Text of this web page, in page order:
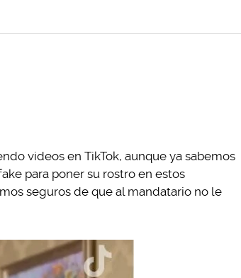
videos en TikTok, aunque ya sabemos
para poner su rostro en estos
seguros de que al mandatario no le